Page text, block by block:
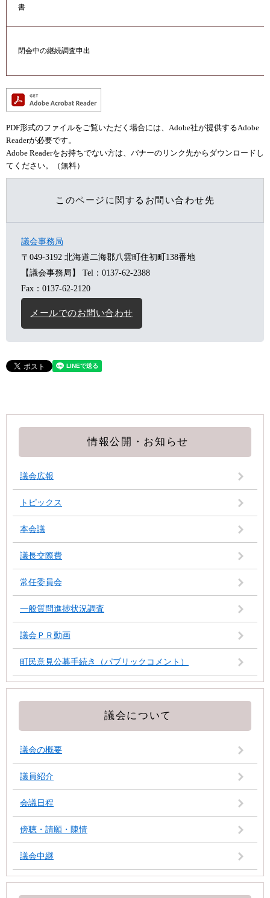
書
閉会中の継続調査申出
PDF形式のファイルをご覧いただく場合には、Adobe社が提供するAdobe
Readerが必要です。
Adobe Readerをお持ちでない方は、バナーのリンク先からダウンロードし
てください。（無料）
このページに関するお問い合わせ先
議会事務局
〒049-3192 北海道二海郡八雲町住初町138番地
【議会事務局】
Tel：0137-62-2388
Fax：0137-62-2120
メールでのお問い合わせ
情報公開・お知らせ
議会広報
トピックス
本会議
議長交際費
常任委員会
一般質問進捗状況調査
議会ＰＲ動画
町民意見公募手続き（パブリックコメント）
議会について
議会の概要
議員紹介
会議日程
傍聴・請願・陳情
議会中継